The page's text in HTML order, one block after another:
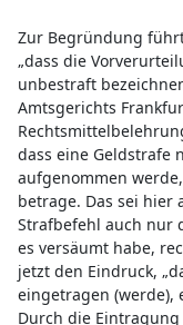
Zur Begründung
„dass die
unbestraft
Amtsgerichts
dass eine Geldstrafe
aufgenommen
betrage. Das sei hier
Strafbefehl auch nur
es versäumt habe,
jetzt den Eindruck,
eingetragen (werde),
Durch die